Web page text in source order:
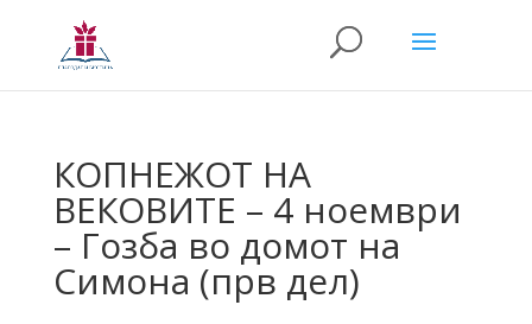
КОПНЕЖОТ НА
ВЕКОВИТЕ – 4 ноември
– Гозба во домот на
Симона (прв дел)